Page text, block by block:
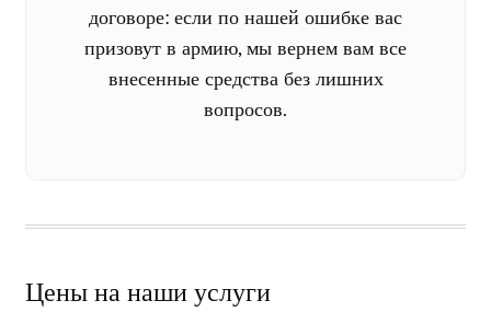
договоре: если по нашей ошибке вас
призовут в армию, мы вернем вам все
внесенные средства без лишних
вопросов.
Цены на наши услуги